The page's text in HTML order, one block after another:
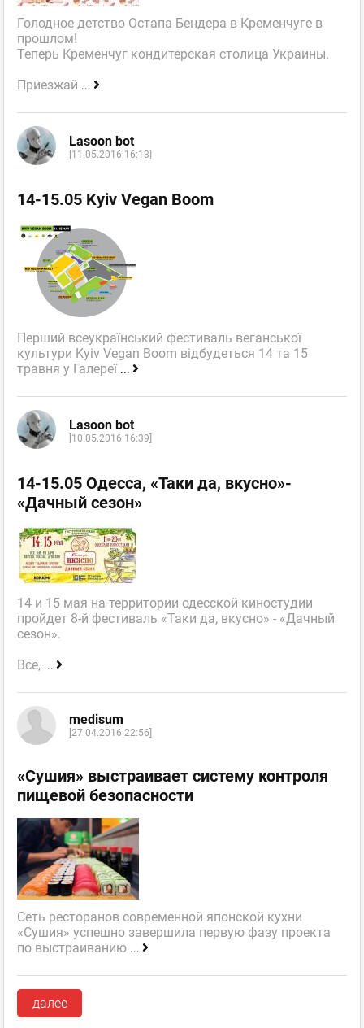
Голодное детство Остапа Бендера в Кременчуге в
прошлом!
Теперь Кременчуг кондитерская столица Украины.
Приезжай ...
Lasoon bot
[11.05.2016 16:13]
14-15.05 Kyiv Vegan Boom
Перший всеукраїнський фестиваль веганської
культури Kyiv Vegan Boom відбудеться 14 та 15
травня у Галереї ...
Lasoon bot
[10.05.2016 16:39]
14-15.05 Одесса, «Таки да, вкусно»-
«Дачный сезон»
14 и 15 мая на территории одесской киностудии
пройдет 8-й фестиваль «Таки да, вкусно» - «Дачный
сезон».
Все, ...
medisum
[27.04.2016 22:56]
«Сушия» выстраивает систему контроля
пищевой безопасности
Сеть ресторанов современной японской кухни
«Сушия» успешно завершила первую фазу проекта
по выстраиванию ...
далее